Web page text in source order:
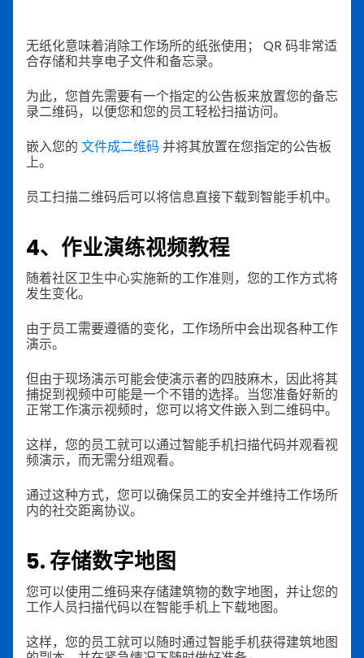
无纸化意味着消除工作场所的纸张使用； QR 码非常适
合存储和共享电子文件和备忘录。
为此，您首先需要有一个指定的公告板来放置您的备忘
录二维码，以便您和您的员工轻松扫描访问。
嵌入您的 文件成二维码 并将其放置在您指定的公告板
上。
员工扫描二维码后可以将信息直接下载到智能手机中。
4、作业演练视频教程
随着社区卫生中心实施新的工作准则，您的工作方式将
发生变化。
由于员工需要遵循的变化，工作场所中会出现各种工作
演示。
但由于现场演示可能会使演示者的四肢麻木，因此将其
捕捉到视频中可能是一个不错的选择。当您准备好新的
正常工作演示视频时，您可以将文件嵌入到二维码中。
这样，您的员工就可以通过智能手机扫描代码并观看视
频演示，而无需分组观看。
通过这种方式，您可以确保员工的安全并维持工作场所
内的社交距离协议。
5. 存储数字地图
您可以使用二维码来存储建筑物的数字地图，并让您的
工作人员扫描代码以在智能手机上下载地图。
这样，您的员工就可以随时通过智能手机获得建筑地图